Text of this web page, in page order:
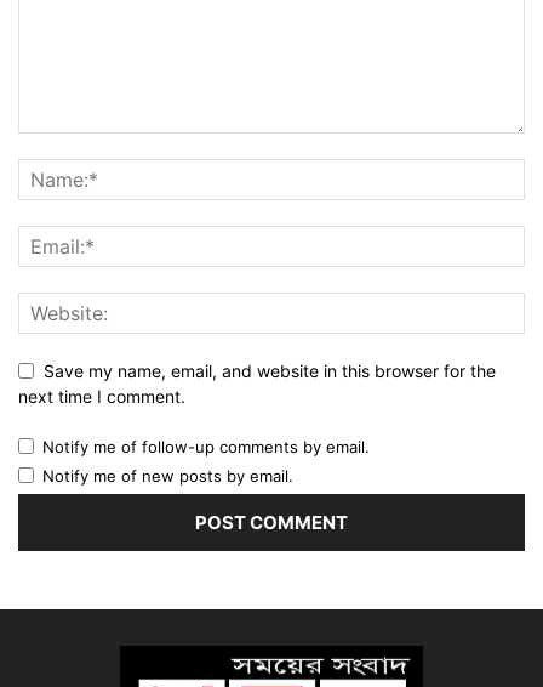
Save my name, email, and website in this browser for the
next time I comment.
Notify me of follow-up comments by email.
Notify me of new posts by email.